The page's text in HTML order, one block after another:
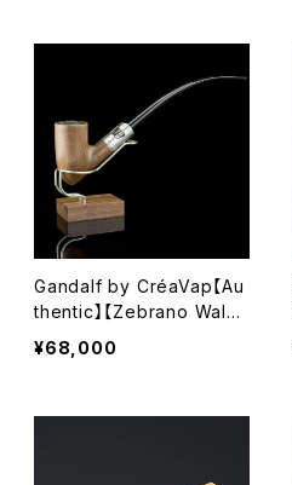
rafted by Infinite Modz i
ド】【VAPE 電子タバコ 本
体】
Gandalf by CréaVap【Au
thentic】【Zebrano Walnu
t】【Mechanical 3.7V】【18
500 E-Pipe】【pipe 電子タ
¥68,000